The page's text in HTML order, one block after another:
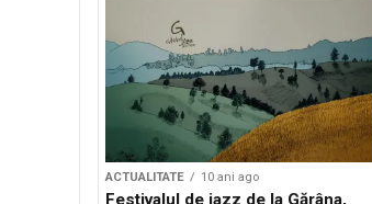
ACTUALITATE 10 ani ago
Festivalul de jazz de la Gărâna,